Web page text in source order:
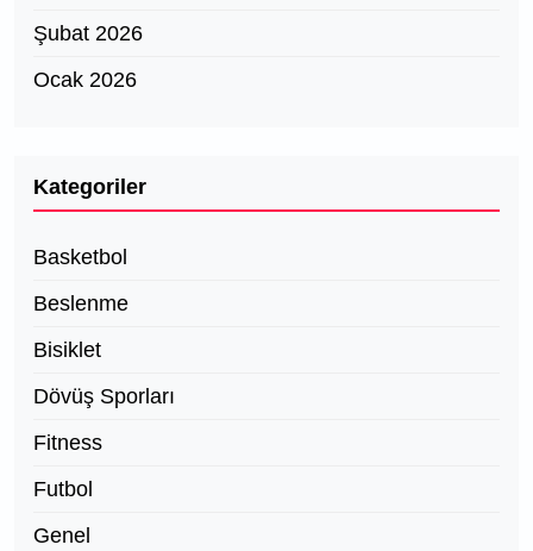
Şubat 2026
Ocak 2026
Kategoriler
Basketbol
Beslenme
Bisiklet
Dövüş Sporları
Fitness
Futbol
Genel